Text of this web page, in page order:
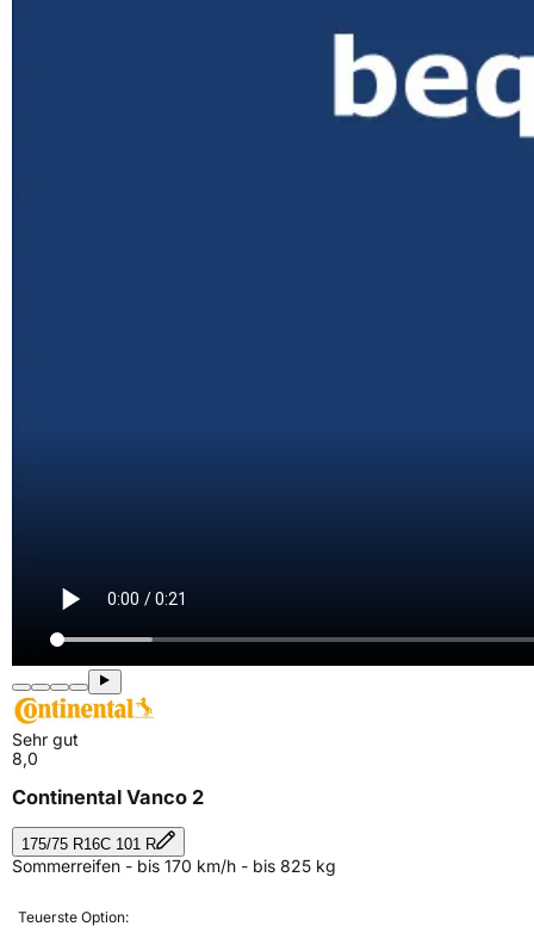
Sehr gut
8,0
Continental Vanco 2
175/75 R16C 101 R
Sommerreifen - bis 170 km/h - bis 825 kg
Teuerste Option: